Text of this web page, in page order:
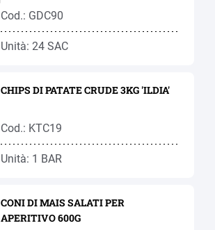
Cod.: GDC90
Unità: 24 SAC
CHIPS DI PATATE CRUDE 3KG 'ILDIA'
Cod.: KTC19
Unità: 1 BAR
CONI DI MAIS SALATI PER
APERITIVO 600G